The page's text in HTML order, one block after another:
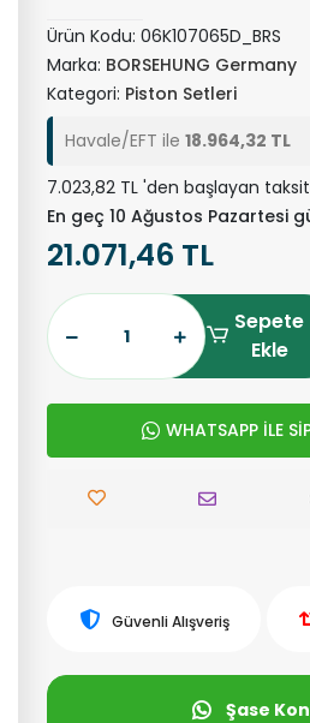
Ürün Kodu: 06K107065D_BRS
Marka: BORSEHUNG Germany
Kategori: Piston Setleri
Havale/EFT ile 18.964,32 TL
7.023,82 TL 'den başlayan
En geç 10 Ağustos Pazartesi
21.071,46 TL
Sepete
Ekle
WHATSAPP İLE
Güvenli Alışveriş
Şase